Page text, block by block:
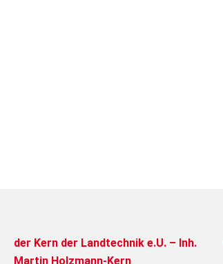
der Kern der Landtechnik e.U. – Inh.
Martin Holzmann-Kern